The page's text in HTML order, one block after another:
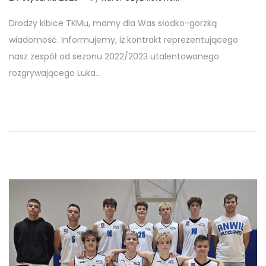
s
t
y
c
0
Drodzy kibice TKMu, mamy dla Was słodko-gorzką
wiadomość. Informujemy, iż kontrakt reprezentującego
nasz zespół od sezonu 2022/2023 utalentowanego
rozgrywającego Luka…